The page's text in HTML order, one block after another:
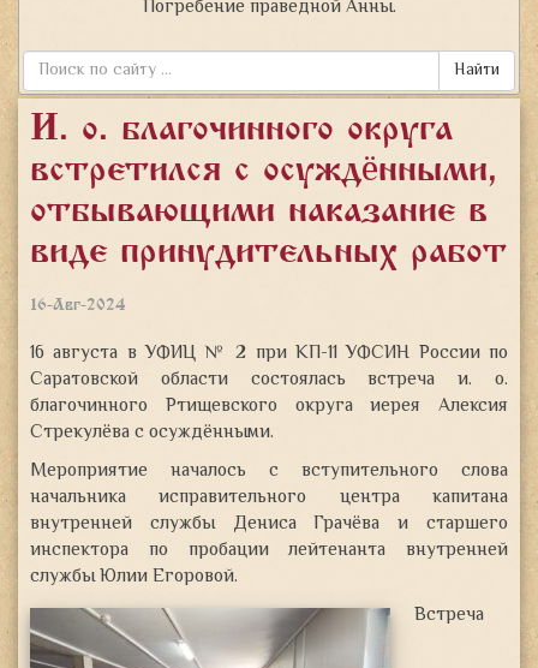
Погребение праведной Анны.
Найти
И. о. благочинного округа
встретился с осуждёнными,
отбывающими наказание в
виде принудительных работ
16-Авг-2024
16 августа в УФИЦ № 2 при КП-11 УФСИН России по
Саратовской области состоялась встреча и. о.
благочинного Ртищевского округа иерея Алексия
Стрекулёва с осуждёнными.
Мероприятие началось с вступительного слова
начальника исправительного центра капитана
внутренней службы Дениса Грачёва и старшего
инспектора по пробации лейтенанта внутренней
службы Юлии Егоровой.
Встреча